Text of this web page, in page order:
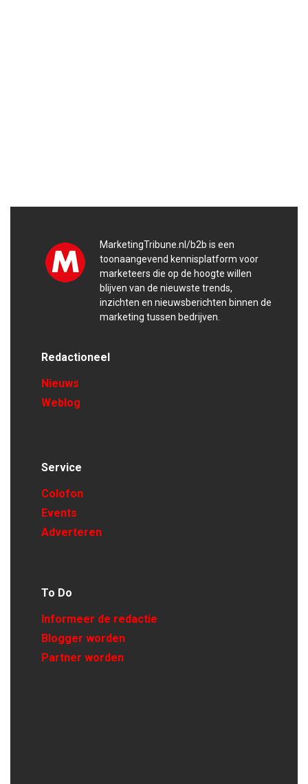
MarketingTribune.nl/b2b is een
toonaangevend kennisplatform voor
marketeers die op de hoogte willen
blijven van de nieuwste trends,
inzichten en nieuwsberichten binnen de
marketing tussen bedrijven.
Redactioneel
Nieuws
Weblog
Service
Colofon
Events
Adverteren
To Do
Informeer de redactie
Blogger worden
Partner worden